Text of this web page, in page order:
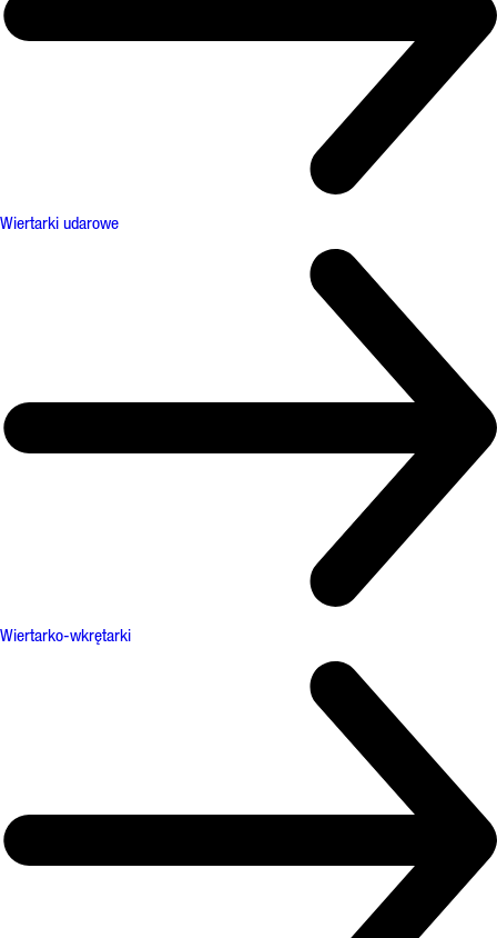
Wiertarki udarowe
Wiertarko-wkrętarki